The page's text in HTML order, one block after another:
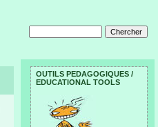
OUTILS PEDAGOGIQUES /
EDUCATIONAL TOOLS